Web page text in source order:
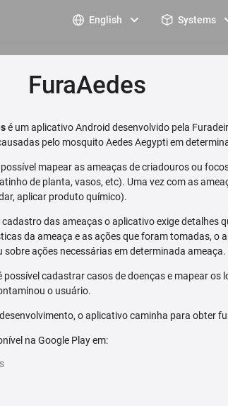
English Systems
FuraAedes
é um aplicativo Android desenvolvido pela
pelo mosquito Aedes Aegypti em
possível mapear as ameaças de criadouros ou
de planta, vasos, etc). Uma vez com as
aplicar produto químico).
cadastro das ameaças o aplicativo exige detalhes
da ameaça e as ações que foram tomadas,
sobre ações necessárias em determinada ameaça.
possível cadastrar casos de doenças e mapear
o usuário.
o aplicativo caminha para obter
na Google Play em: